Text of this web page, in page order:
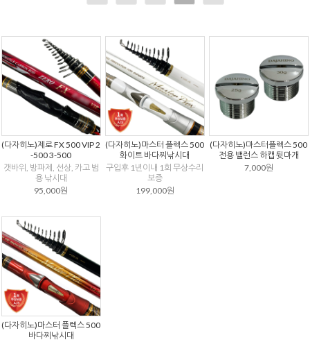
(다자히노)제로 FX 500 VIP 2
-500 3-500
갯바위, 방파제, 선상, 카고 범
용 낚시대
95,000원
(다자히노)마스터 플렉스 500
화이트 바다찌낚시대
구입후 1년이내 1회 무상수리
보증
199,000원
(다자히노)마스터플렉스 500
전용 밸런스 하캡 뒷마개
7,000원
(다자히노)마스터 플렉스 500
바다찌낚시대